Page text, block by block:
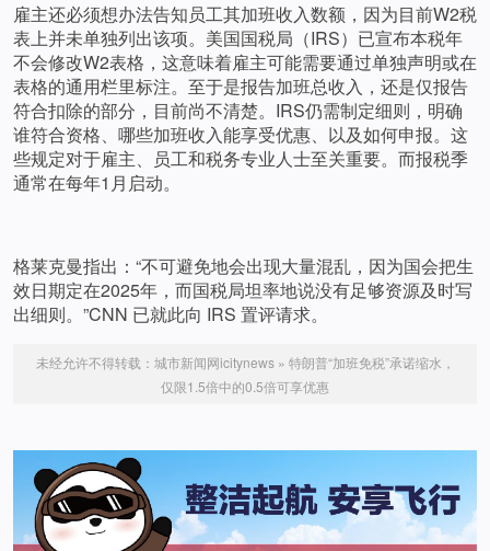
雇主还必须想办法告知员工其加班收入数额，因为目前W2税
表上并未单独列出该项。美国国税局（IRS）已宣布本税年
不会修改W2表格，这意味着雇主可能需要通过单独声明或在
表格的通用栏里标注。至于是报告加班总收入，还是仅报告
符合扣除的部分，目前尚不清楚。IRS仍需制定细则，明确
谁符合资格、哪些加班收入能享受优惠、以及如何申报。这
些规定对于雇主、员工和税务专业人士至关重要。而报税季
通常在每年1月启动。
格莱克曼指出：“不可避免地会出现大量混乱，因为国会把生
效日期定在2025年，而国税局坦率地说没有足够资源及时写
出细则。”CNN 已就此向 IRS 置评请求。
未经允许不得转载： 城市新闻网icitynews» 特朗普“加班免税”承诺缩水，
仅限1.5倍中的0.5倍可享优惠